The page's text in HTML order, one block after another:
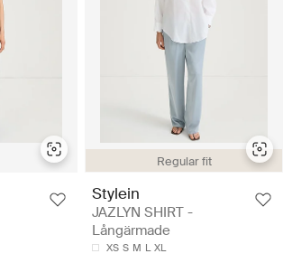
Regular fit
Stylein
JAZLYN SHIRT -
Långärmade
XS S M L XL